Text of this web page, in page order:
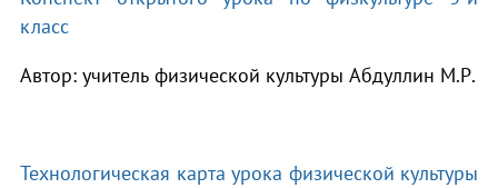
класс
Автор: учитель физической культуры Абдуллин М.Р.
Технологическая карта урока физической культуры